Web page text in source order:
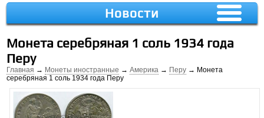
Новости
Монета серебряная 1 соль 1934 года
Перу
Главная → Монеты иностранные →Америка → Перу → Монета
серебряная 1 соль 1934 года Перу